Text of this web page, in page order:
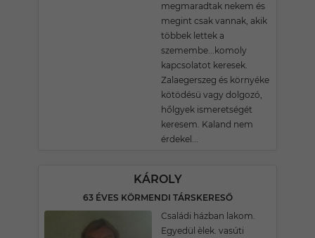
megmaradtak nekem és
megint csak vannak, akik
többek lettek a
szemembe...komoly
kapcsolatot keresek.
Zalaegerszeg és környéke
kötödésü vagy dolgozó,
hőlgyek ismeretségét
keresem. Kaland nem
érdekel...
KÁROLY
63 ÉVES KÖRMENDI TÁRSKERESŐ
Családi házban lakom.
Egyedül èlek. vasúti